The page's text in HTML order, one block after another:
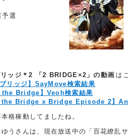
選
ッジ＊2 「2 BRIDGE×2」の動画 は
リッジ】SayMove検索結果
the Bridge】Veoh検索結果
the Bridge x Bridge Episode 2】
格稼動してましたね。
うさんは、現在放送中の「百花繚乱